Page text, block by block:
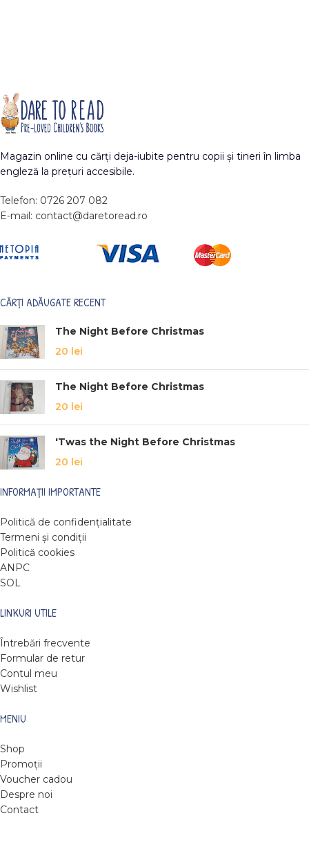
Magazin online cu cărți deja-iubite pentru copii și tineri în limba
engleză la prețuri accesibile.
Telefon: 0726 207 082
E-mail: contact@daretoread.ro
CĂRȚI ADĂUGATE RECENT
The Night Before Christmas
20 lei
The Night Before Christmas
20 lei
'Twas the Night Before Christmas
20 lei
INFORMAȚII IMPORTANTE
Politică de confidențialitate
Termeni și condiții
Politică cookies
ANPC
SOL
LINKURI UTILE
Întrebări frecvente
Formular de retur
Contul meu
Wishlist
MENIU
Shop
Promoții
Voucher cadou
Despre noi
Contact